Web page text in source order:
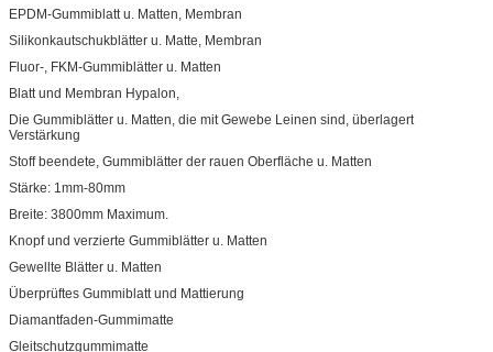
EPDM-Gummiblatt u. Matten, Membran
Silikonkautschukblätter u. Matte, Membran
Fluor-, FKM-Gummiblätter u. Matten
Blatt und Membran Hypalon,
Die Gummiblätter u. Matten, die mit Gewebe Leinen sind, überlagert
Verstärkung
Stoff beendete, Gummiblätter der rauen Oberfläche u. Matten
Stärke: 1mm-80mm
Breite: 3800mm Maximum.
Knopf und verzierte Gummiblätter u. Matten
Gewellte Blätter u. Matten
Überprüftes Gummiblatt und Mattierung
Diamantfaden-Gummimatte
Gleitschutzgummimatte